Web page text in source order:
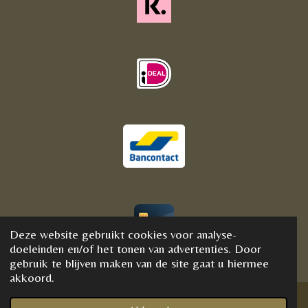
Deze website gebruikt cookies voor analyse-
doeleinden en/of het tonen van advertenties. Door
gebruik te blijven maken van de site gaat u hiermee
akkoord.
© 2020 - 2021 BijFannyWellness&Crystals